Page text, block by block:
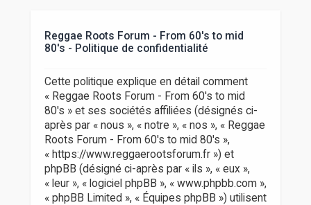
Reggae Roots Forum - From 60's to mid
80's - Politique de confidentialité
Cette politique explique en détail comment
« Reggae Roots Forum - From 60's to mid
80's » et ses sociétés affiliées (désignés ci-
après par « nous », « notre », « nos », « Reggae
Roots Forum - From 60's to mid 80's »,
« https://www.reggaerootsforum.fr ») et
phpBB (désigné ci-après par « ils », « eux »,
« leur », « logiciel phpBB », « www.phpbb.com »,
« phpBB Limited », « Équipes phpBB ») utilisent